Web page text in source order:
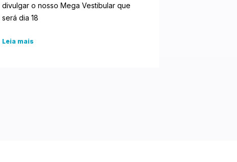
divulgar o nosso Mega Vestibular que
será dia 18
Leia mais